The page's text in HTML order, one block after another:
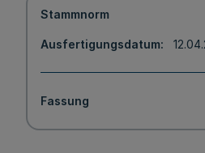
Stammnorm
Ausfertigungsdatum
Fassung